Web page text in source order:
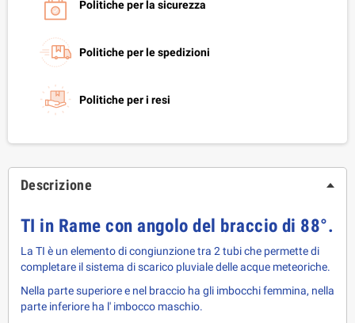
Politiche per la sicurezza
Politiche per le spedizioni
Politiche per i resi
Descrizione
TI in Rame con angolo del braccio di 88°.
La TI è un elemento di congiunzione tra 2 tubi che permette di
completare il sistema di scarico pluviale delle acque meteoriche.
Nella parte superiore e nel braccio ha gli imbocchi femmina, nella
parte inferiore ha l' imbocco maschio.